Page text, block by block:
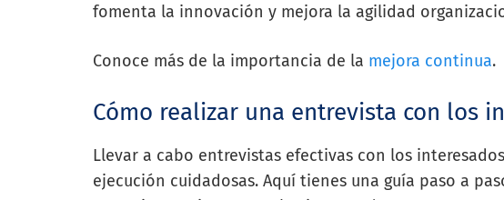
fomenta la innovación y mejora la agilidad
Conoce más de la importancia de la mejora continua.
Cómo realizar una entrevista con los
Llevar a cabo entrevistas efectivas con los
ejecución cuidadosas. Aquí tienes una guía paso a